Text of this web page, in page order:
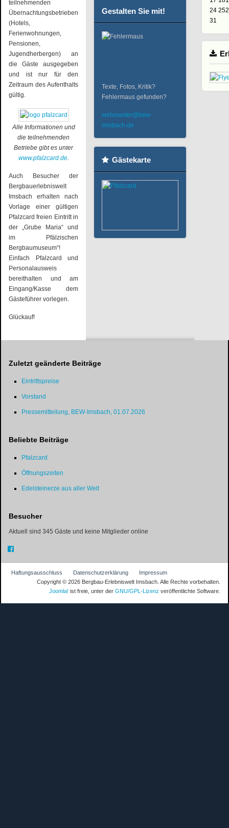
teilnehmenden
Übernachtungsbetrieben
(Hotels,
Ferienwohnungen,
Pensionen,
Jugendherbergen) an
die Gäste ausgegeben
und ist nur für den
Zeitraum des Aufenthalts
gültig.
Alle Informationen und
die teilnehmenden
Betriebe gibt es unter
www.pfalzcard.de.
Auch Besucher der
Bergbauerlebniswelt
Imsbach erhalten nach
Vorlage einer gültigen
Pfalzcard freien Eintritt in
der „Grube Maria“ und
im Pfälzischen
Bergbaumuseum“!
Einfach Pfalzcard und
Personalausweis
bereithalten und am
Eingang/Kasse dem
Gästeführer vorlegen.
Glückauf!
Gestalten Sie mit!
Texte, Fotos, Kritik?
Fehlermaus gefunden?
webmaster@bew-
imsbach.de
Gästekarte
24 25
31
Zuletzt geänderte Beiträge
Eintrittspreise
Vorstand
Pressemitteilung, BEW-Imsbach, 01.07.2026
Beliebte Beiträge
Pfalzcard
Öffnungszeiten
Edelsteinerze aus aller Welt
Besucher
Aktuell sind 345 Gäste und keine Mitglieder online
Haftungsausschluss Datenschutzerklärung
Impressum
Copyright © 2026 Bergbau-Erlebniswelt Imsbach. Alle Rechte vorbehalten.
Joomla! ist freie, unter der GNU/GPL-Lizenz veröffentlichte Software.